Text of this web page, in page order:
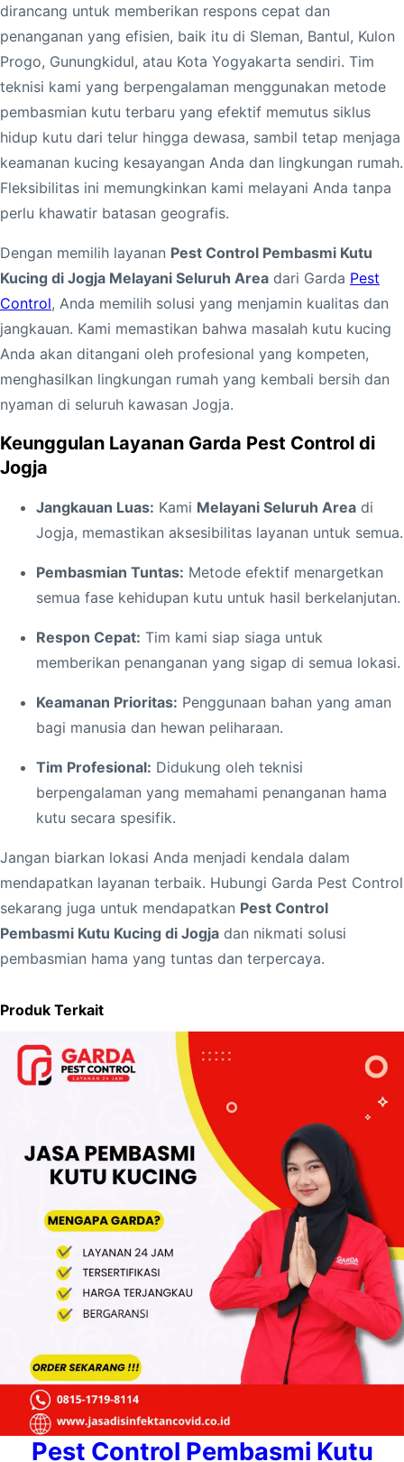
u
K
i
i
J
o
g
j
a
M
e
a
y
dirancang untuk memberikan respons cepat dan
penanganan yang efisien, baik itu di Sleman, Bantul, Kulon
Progo, Gunungkidul, atau Kota Yogyakarta sendiri. Tim
teknisi kami yang berpengalaman menggunakan metode
pembasmian kutu terbaru yang efektif memutus siklus
hidup kutu dari telur hingga dewasa, sambil tetap menjaga
keamanan kucing kesayangan Anda dan lingkungan rumah.
Fleksibilitas ini memungkinkan kami melayani Anda tanpa
perlu khawatir batasan geografis.
Dengan memilih layanan Pest Control Pembasmi Kutu
Kucing di Jogja Melayani Seluruh Area dari Garda Pest
Control, Anda memilih solusi yang menjamin kualitas dan
jangkauan. Kami memastikan bahwa masalah kutu kucing
Anda akan ditangani oleh profesional yang kompeten,
menghasilkan lingkungan rumah yang kembali bersih dan
nyaman di seluruh kawasan Jogja.
Keunggulan Layanan Garda Pest Control di
Jogja
Jangkauan Luas: Kami Melayani Seluruh Area di
Jogja, memastikan aksesibilitas layanan untuk semua.
Pembasmian Tuntas: Metode efektif menargetkan
semua fase kehidupan kutu untuk hasil berkelanjutan.
Respon Cepat: Tim kami siap siaga untuk
memberikan penanganan yang sigap di semua lokasi.
Keamanan Prioritas: Penggunaan bahan yang aman
bagi manusia dan hewan peliharaan.
Tim Profesional: Didukung oleh teknisi
berpengalaman yang memahami penanganan hama
kutu secara spesifik.
Jangan biarkan lokasi Anda menjadi kendala dalam
mendapatkan layanan terbaik. Hubungi Garda Pest Control
sekarang juga untuk mendapatkan Pest Control
Pembasmi Kutu Kucing di Jogja dan nikmati solusi
pembasmian hama yang tuntas dan terpercaya.
Produk Terkait
Pest Control Pembasmi Kutu